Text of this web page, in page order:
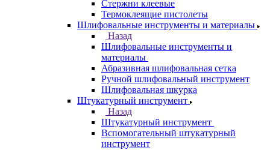
Стержни клеевые
Термоклеящие пистолеты
Шлифовальные инструменты и материалы
Назад
Шлифовальные инструменты и
материалы
Абразивная шлифовальная сетка
Ручной шлифовальный инструмент
Шлифовальная шкурка
Штукатурный инструмент
Назад
Штукатурный инструмент
Вспомогательный штукатурный
инструмент